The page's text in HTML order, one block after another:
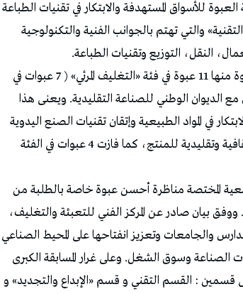
للأسواق المستهدفة والابتكار في تقنيات الطباعة
البيئي و13 عبوة في الفئة «التقنية» والتي تهتم بالجوانب الفنية والتكنولوجية
النقل، التوزيع وتقنيات الطباعة.
وسجلت هذه المسابقة في دورتها الثانية عشرة فوز 15 عبوة منها 11 عبوة في فئة «التغليف المرئي» ( 7 عبوات في
مع الديوان الوطني للصناعة التقليدية. ويعنى هذا
في المواد الطبيعية وإتقان تقنيات الصنع اليدوية
وإضفاء صفة جمالية مميزة مع الإبقاء على الخاصية الثقافية وتقليدية للمنتج، كما فازت 4 عبوات في الفئة
المختصة مناظرة أحسن عبوة خاصة بالطلبة من
بيان صادر عن المركز الفني للتعبئة والتغليف،
والجامعات وتعزيز انفتاحها على المحيط الصناعي
وسوق الشغل. وعلى غرار المسابقة الكبرى
قسمين : القسم التقني و قسم «الإبداع والتجديد» و